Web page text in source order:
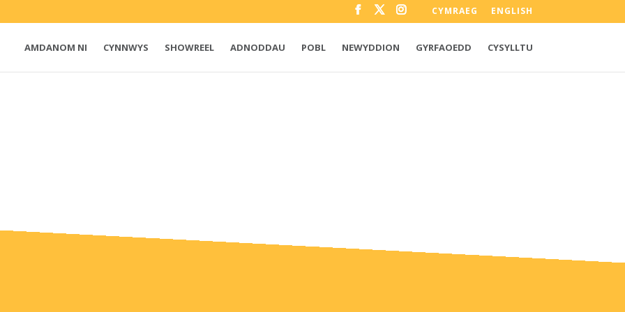
CYMRAEG ENGLISH
AMDANOM NI CYNNWYS SHOWREEL ADNODDAU POBL NEWYDDION GYRFAOEDD CYSYLLTU